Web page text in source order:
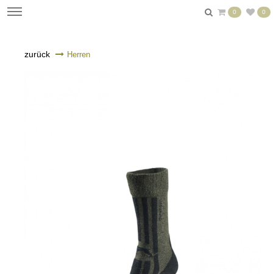
0 0
zurück Herren